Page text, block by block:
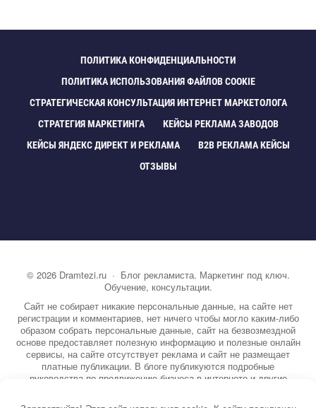
ПОЛИТИКА КОНФИДЕНЦИАЛЬНОСТИ
ПОЛИТИКА ИСПОЛЬЗОВАНИЯ ФАЙЛОВ COOKIE
СТРАТЕГИЧЕСКАЯ КОНСУЛЬТАЦИЯ ИНТЕРНЕТ МАРКЕТОЛОГА
СТРАТЕГИЯ МАРКЕТИНГА
КЕЙСЫ РЕКЛАМА ЗАВОДО
КЕЙСЫ ЯНДЕКС ДИРЕКТ И РЕКЛАМА
B2B РЕКЛАМА КЕЙСЫ
ОТЗЫВЫ
© 2026 Dramtezi.ru· Блог рекламиста. Маркетинг под ключ.
Обучение, консультации.
Сайт не собирает никакие персональные данные, на сайте нет
регистрации и комментариев, нет ничего чтобы могло каким-либо
образом собрать персональные данные, сайт на безвозмездной
основе предоставляет полезную информацию и полезные онлайн
сервисы, на сайте отсутствует реклама и сайт не размещает
платные публикации. В блоге публикуются подробные
руководства по продвижению бизнеса в интернете и другие
информацию о маркетинге, рекламе, копирайтинге и другие темы.